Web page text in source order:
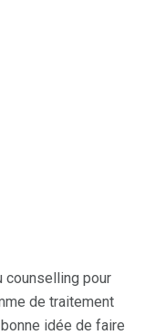
counselling pour
de traitement
idée de faire